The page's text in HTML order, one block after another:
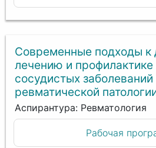
Современные подходы к
лечению и
сосудистых заболеваний
ревматической
Аспирантура: Ревматология
Рабочая